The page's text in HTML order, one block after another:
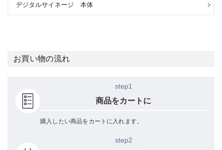
デジタルサイネージ 本体
お買い物の流れ
step1
商品をカートに
購入したい商品をカートに入れます。
step2